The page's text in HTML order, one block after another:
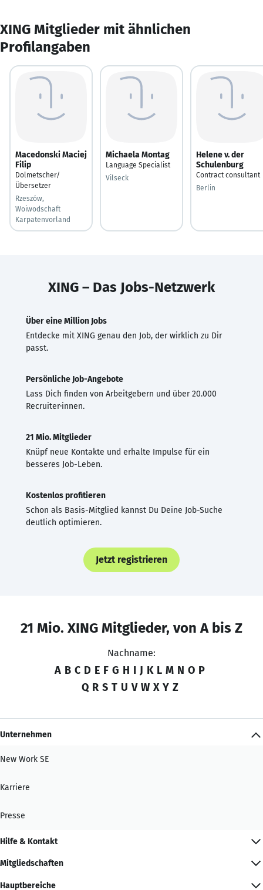
XING Mitglieder mit ähnlichen
Profilangaben
Macedonski Maciej
Filip
Dolmetscher/
Übersetzer
Rzeszów,
Woiwodschaft
Karpatenvorland
Michaela Montag
Language Specialist
Vilseck
Helene v. der
Schulenburg
Contract consultant
Berlin
XING – Das Jobs-Netzwerk
Über eine Million Jobs
Entdecke mit XING genau den Job, der wirklich zu Dir
passt.
Persönliche Job-Angebote
Lass Dich finden von Arbeitgebern und über 20.000
Recruiter·innen.
21 Mio. Mitglieder
Knüpf neue Kontakte und erhalte Impulse für ein
besseres Job-Leben.
Kostenlos profitieren
Schon als Basis-Mitglied kannst Du Deine Job-Suche
deutlich optimieren.
Jetzt registrieren
21 Mio. XING Mitglieder, von A bis Z
Nachname:
A B C D E F G H I J K L M N O P
Q R S T U V W X Y Z
Unternehmen
New Work SE
Karriere
Presse
Hilfe & Kontakt
Mitgliedschaften
Hauptbereiche